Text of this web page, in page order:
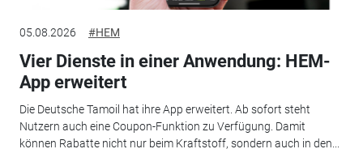
05.08.2026 #HEM
Vier Dienste in einer Anwendung: HEM-
App erweitert
Die Deutsche Tamoil hat ihre App erweitert. Ab sofort steht
Nutzern auch eine Coupon-Funktion zu Verfügung. Damit
können Rabatte nicht nur beim Kraftstoff, sondern auch in den...